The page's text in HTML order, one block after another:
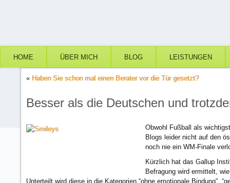
HOME ÜBER MICH BLOG LEISTUNGEN
« Haben Sie schon mal einen Berater vor die Tür gesetzt?
Besser als die Deutschen und
Obwohl Fußball als
Blogs leider nicht auf den
noch nie ein WM-Finale
Kürzlich hat das Gallup
Befragung wird ermittelt,
Unterteilt wird diese in die Kategorien “ohne emotionale Bindung”,